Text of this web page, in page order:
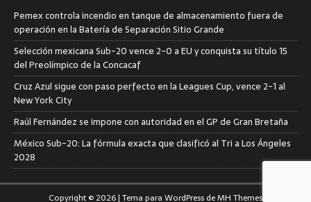
Pemex controla incendio en tanque de almacenamiento fuera de
operación en la Batería de Separación Sitio Grande
Selección mexicana Sub-20 vence 2-0 a EU y conquista su título 15
del Preolímpico de la Concacaf
Cruz Azul sigue con paso perfecto en la Leagues Cup, vence 2-1 al
New York City
Raúl Fernández se impone con autoridad en el GP de Gran Bretaña
México Sub-20: La fórmula exacta que clasificó al Tri a Los Ángeles
2028
Copyright © 2026 | Tema para WordPress deMH Themes